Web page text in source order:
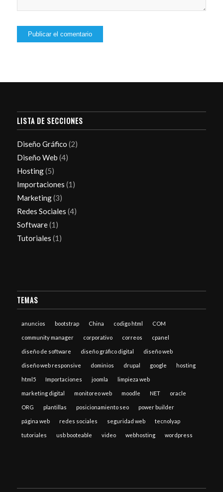
LISTA DE SECCIONES
Diseño Gráfico (2)
Diseño Web (4)
Hosting(5)
Importaciones (1)
Marketing(3)
Redes Sociales (4)
Software(1)
Tutoriales (1)
TEMAS
anuncios bootstrap China codigo html COM
community manager corporativo correos cpanel
diseño de software diseño gráfico digital diseño web
diseño web responsive dominios drupal google hosting
html5 Importaciones joomla limpieza web
marketing digital monitoreo web moodle NET oracle
ORG plantillas posicionamiento seo power builder
página web redes sociales seguridad web tecnolyap
tutoriales usb booteable video webhosting wordpress